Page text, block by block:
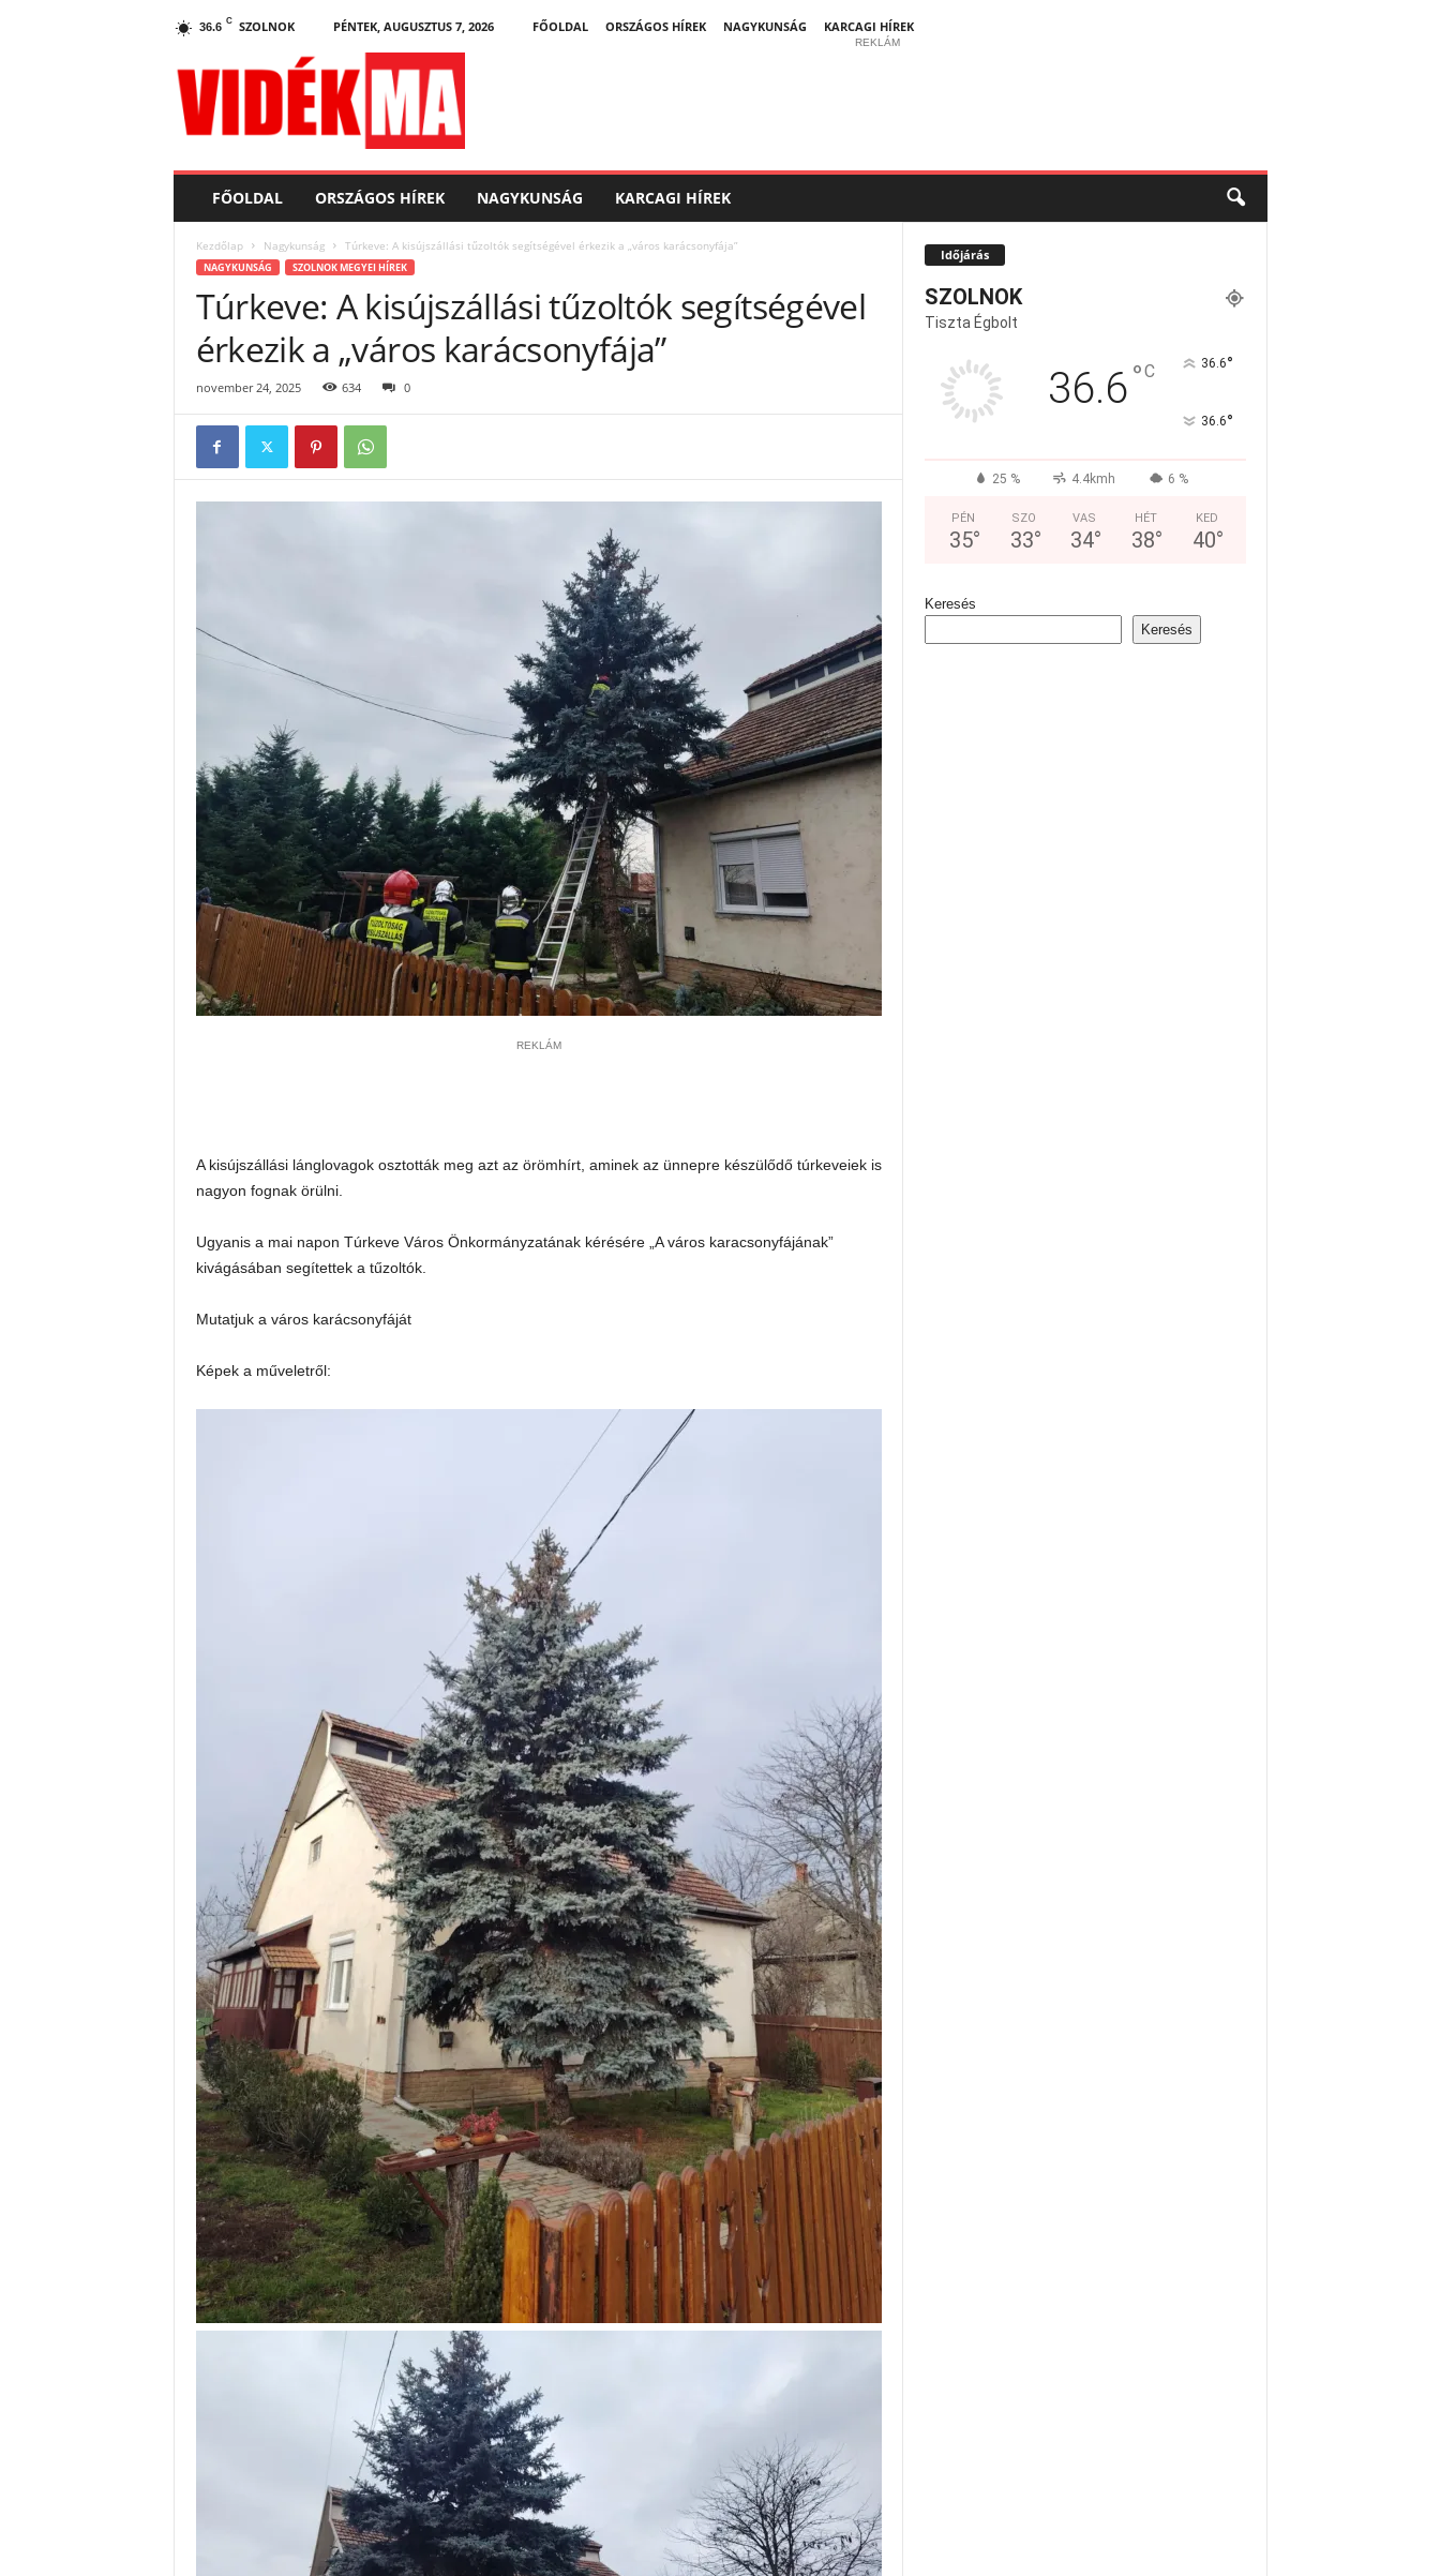
36.6 C SZOLNOK PÉNTEK, AUGUSZTUS 7, 2026 FŐOLDAL ORSZÁGOS HÍREK NAGYKUNSÁG
KARCAGI HÍREK
d
REKLÁM
FŐOLDAL ORSZÁGOS HÍREK NAGYKUNSÁG KARCAGI HÍREK
Kezdőlap Nagykunság Túrkeve: A kisújszállási tűzoltók segítségével érkezik a „város karácsonyfája”
NAGYKUNSÁG SZOLNOK MEGYEI HÍREK
Túrkeve: A kisújszállási tűzoltók segítségével
érkezik a „város karácsonyfája”
november 24, 2025 634 0
REKLÁM
A kisújszállási lánglovagok osztották meg azt az örömhírt, aminek az ünnepre készülődő túrkeveiek is
nagyon fognak örülni.
Ugyanis a mai napon Túrkeve Város Önkormányzatának kérésére „A város karacsonyfájának”
kivágásában segítettek a tűzoltók.
Mutatjuk a város karácsonyfáját
Képek a műveletről:
Időjárás
SZOLNOK
Tiszta Égbolt
36.6°C 36.6°
36.6°
25 % 4.4kmh 6 %
PÉN
35°
SZO
33°
VAS
34°
HÉT
38°
KED
40°
Keresés
Keresés